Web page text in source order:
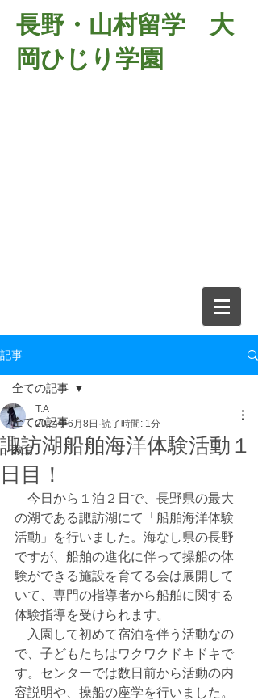
長野・山村留学 大
岡ひじり学園
記事
全ての記事
教育
全ての記事
諏訪湖船舶海洋体験活動１
日目！
T.A
2024年6月8日 読了時間: 1分
今日から１泊２日で、長野県の最大
の湖である諏訪湖にて「船舶海洋体験
活動」を行いました。海なし県の長野
ですが、船舶の進化に伴って操船の体
験ができる施設を育てる会は展開して
いて、専門の指導者から船舶に関する
体験指導を受けられます。
入園して初めて宿泊を伴う活動なの
で、子どもたちはワクワクドキドキで
す。センターでは数日前から活動の内
容説明や、操船の座学を行いました。